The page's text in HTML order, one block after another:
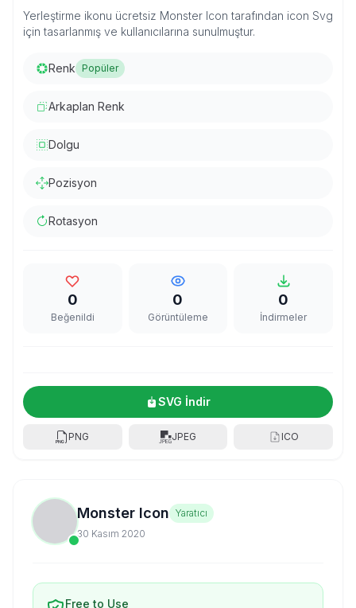
Yerleştirme ikonu ücretsiz Monster Icon tarafından icon Svg
için tasarlanmış ve kullanıcılarına sunulmuştur.
Renk Popüler
Arkaplan Renk
Dolgu
Pozisyon
Rotasyon
0
Beğenildi
0
Görüntüleme
0
İndirmeler
SVG İndir
PNG JPEG ICO
Monster Icon Yaratıcı
30 Kasım 2020
Free to Use